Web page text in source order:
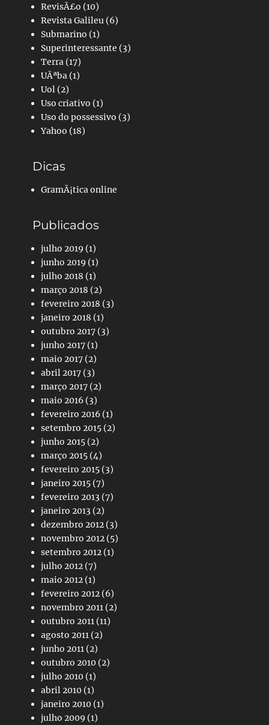
RevisÃ£o (10)
Revista Galileu (6)
Submarino (1)
Superinteressante (3)
Terra (17)
UÃªba (1)
Uol (2)
Uso criativo (1)
Uso do possessivo (3)
Yahoo (18)
Dicas
GramÃ¡tica online
Publicados
julho 2019 (1)
junho 2019 (1)
julho 2018 (1)
março 2018 (2)
fevereiro 2018 (3)
janeiro 2018 (1)
outubro 2017 (3)
junho 2017 (1)
maio 2017 (2)
abril 2017 (3)
março 2017 (2)
maio 2016 (3)
fevereiro 2016 (1)
setembro 2015 (2)
junho 2015 (2)
março 2015 (4)
fevereiro 2015 (3)
janeiro 2015 (7)
fevereiro 2013 (7)
janeiro 2013 (2)
dezembro 2012 (3)
novembro 2012 (5)
setembro 2012 (1)
julho 2012 (7)
maio 2012 (1)
fevereiro 2012 (6)
novembro 2011 (2)
outubro 2011 (11)
agosto 2011 (2)
junho 2011 (2)
outubro 2010 (2)
julho 2010 (1)
abril 2010 (1)
janeiro 2010 (1)
julho 2009 (1)